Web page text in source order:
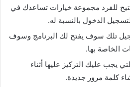
يتيح للفرد مجموعة خيارات تساعدك في
الدخول بالنسبة له.
تلك سوف يفتح لك البرنامج وسوف
الخاصة بها.
يجب عليك التركيز عليها أثناء
كلمة مرور جديدة.